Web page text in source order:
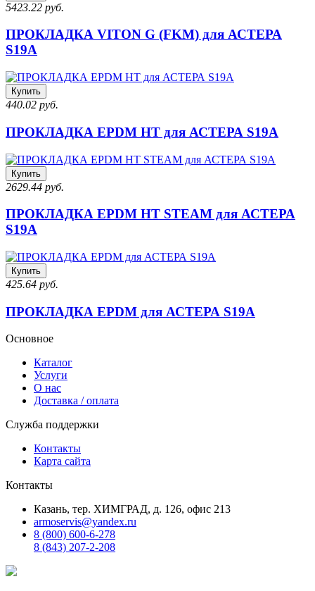
5423.22 руб.
ПРОКЛАДКА VITON G (FKM) для АСТЕРА
S19A
Купить
440.02 руб.
ПРОКЛАДКА EPDM HT для АСТЕРА S19A
Купить
2629.44 руб.
ПРОКЛАДКА EPDM HT STEAM для АСТЕРА
S19A
Купить
425.64 руб.
ПРОКЛАДКА EPDM для АСТЕРА S19A
Основное
Каталог
Услуги
О нас
Доставка / оплата
Служба поддержки
Контакты
Карта сайта
Контакты
Казань, тер. ХИМГРАД, д. 126, офис 213
armoservis@yandex.ru
8 (800) 600-6-278
8 (843) 207-2-208